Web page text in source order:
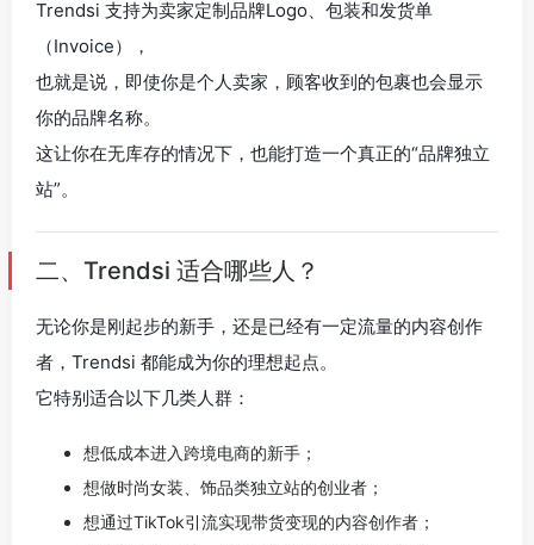
Trendsi 支持为卖家定制品牌Logo、包装和发货单
（Invoice），
也就是说，即使你是个人卖家，顾客收到的包裹也会显示
你的品牌名称。
这让你在无库存的情况下，也能打造一个真正的“品牌独立
站”。
二、Trendsi 适合哪些人？
无论你是刚起步的新手，还是已经有一定流量的内容创作
者，Trendsi 都能成为你的理想起点。
它特别适合以下几类人群：
想低成本进入跨境电商的新手；
想做时尚女装、饰品类独立站的创业者；
想通过TikTok引流实现带货变现的内容创作者；